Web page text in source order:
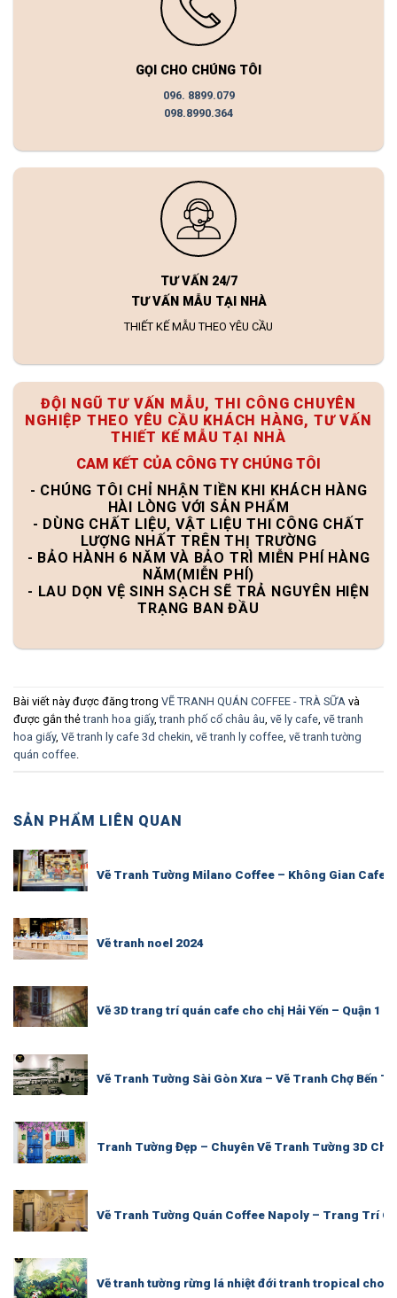
GỌI CHO CHÚNG TÔI
096. 8899.079
098.8990.364
TƯ VẤN 24/7
TƯ VẤN MẪU TẠI NHÀ
THIẾT KẾ MẪU THEO YÊU CẦU
ĐỘI NGŨ TƯ VẤN MẪU, THI CÔNG CHUYÊN
NGHIỆP THEO YÊU CẦU KHÁCH HÀNG, TƯ VẤN
THIẾT KẾ MẪU TẠI NHÀ
CAM KẾT CỦA CÔNG TY CHÚNG TÔI
- CHÚNG TÔI CHỈ NHẬN TIỀN KHI KHÁCH HÀNG
HÀI LÒNG VỚI SẢN PHẨM
- DÙNG CHẤT LIỆU, VẬT LIỆU THI CÔNG CHẤT
LƯỢNG NHẤT TRÊN THỊ TRƯỜNG
- BẢO HÀNH 6 NĂM VÀ BẢO TRÌ MIỄN PHÍ HÀNG
NĂM(MIỄN PHÍ)
- LAU DỌN VỆ SINH SẠCH SẼ TRẢ NGUYÊN HIỆN
TRẠNG BAN ĐẦU
Bài viết này được đăng trong VẼ TRANH QUÁN COFFEE - TRÀ SỮA và
được gắn thẻtranh hoa giấy,tranh phố cổ châu âu, vẽ ly cafe, vẽ tranh
hoa giấy, Vẽ tranh ly cafe 3d chekin, vẽ tranh ly coffee, vẽ tranh tường
quán coffee.
SẢN PHẨM LIÊN QUAN
Vẽ Tranh Tường Milano Coffee – Không Gian Cafe
Vẽ tranh noel 2024
Vẽ 3D trang trí quán cafe cho chị Hải Yến – Quận 1
Vẽ Tranh Tường Sài Gòn Xưa – Vẽ Tranh Chợ Bến
Tranh Tường Đẹp – Chuyên Vẽ Tranh Tường 3D
Vẽ Tranh Tường Quán Coffee Napoly – Trang Trí
Vẽ tranh tường rừng lá nhiệt đới tranh tropical cho